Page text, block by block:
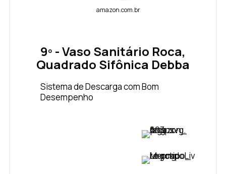
amazon.com.br
9º - Vaso Sanitário Roca,
Quadrado Sifônica Debba
Sistema de Descarga com Bom
Desempenho